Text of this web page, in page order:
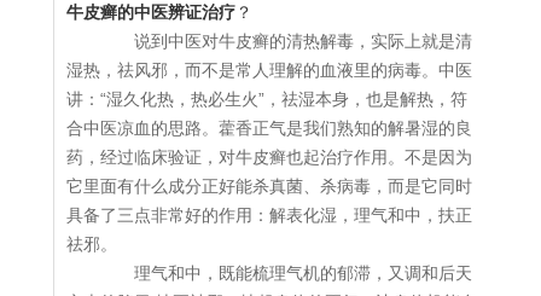
牛皮癣的中医辨证治疗 ？
说到中医对牛皮癣的清热解毒，实际上就是清
湿热，祛风邪，而不是常人理解的血液里的病毒。中医
讲：“湿久化热，热必生火”，祛湿本身，也是解热，符
合中医凉血的思路。藿香正气是我们熟知的解暑湿的良
药，经过临床验证，对牛皮癣也起治疗作用。不是因为
它里面有什么成分正好能杀真菌、杀病毒，而是它同时
具备了三点非常好的作用：解表化湿，理气和中，扶正
祛邪。
理气和中，既能梳理气机的郁滞，又调和后天